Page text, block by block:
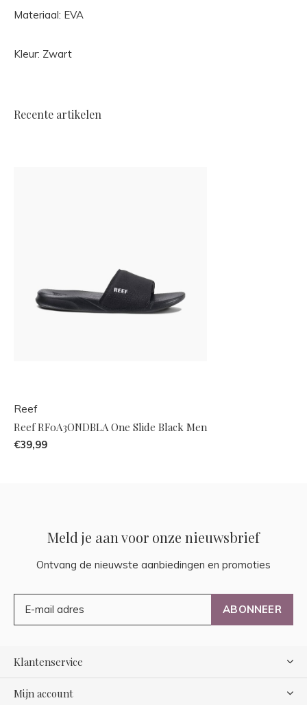
Materiaal: EVA
Kleur: Zwart
Recente artikelen
Reef
Reef RF0A3ONDBLA One Slide Black Men
€39,99
Meld je aan voor onze nieuwsbrief
Ontvang de nieuwste aanbiedingen en promoties
ABONNEER
Klantenservice
Mijn account